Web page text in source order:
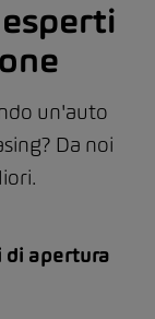
un'auto
Da noi
di apertura